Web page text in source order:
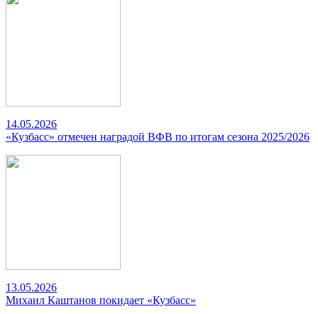
14.05.2026
«Кузбасс» отмечен наградой ВФВ по итогам сезона 2025/2026
13.05.2026
Михаил Каштанов покидает «Кузбасс»